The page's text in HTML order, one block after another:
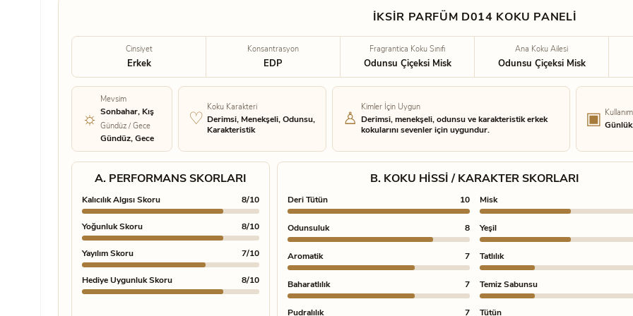
İKSİR PARFÜM D014 KOKU PANELİ
Cinsiyet
Erkek
Konsantrasyon
EDP
Fragrantica Koku Sınıfı
Odunsu Çiçeksi Misk
Ana Koku Ailesi
Odunsu Çiçeksi Misk
Mevsim
Sonbahar, Kış
Gündüz / Gece
Gündüz, Gece
Koku Karakteri
Derimsi, Menekşeli, Odunsu,
Karakteristik
Kimler İçin Uygun
Derimsi, menekşeli, odunsu ve karakteristik erkek
kokularını sevenler için uygundur.
A. PERFORMANS SKORLARI
Kalıcılık Algısı Skoru 8/10
Yoğunluk Skoru 8/10
Yayılım Skoru 7/10
Hediye Uygunluk Skoru 8/10
B. KOKU HISSI / KARAKTER SKORLARI
Deri Tütün 10
Odunsuluk 8
Aromatik 7
Baharatlılık 7
Pudralılık 7
Misk
Yeşil
Tatlılık
Temiz Sabunsu
Tütün